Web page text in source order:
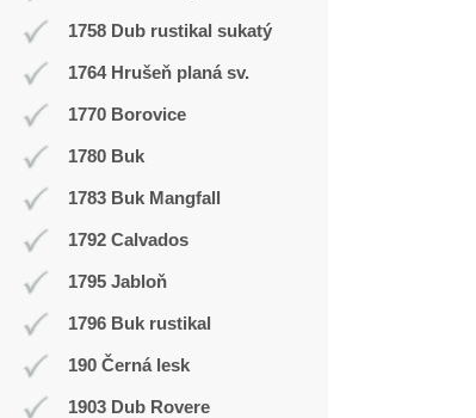
1758 Dub rustikal sukatý
1764 Hrušeň planá sv.
1770 Borovice
1780 Buk
1783 Buk Mangfall
1792 Calvados
1795 Jabloň
1796 Buk rustikal
190 Černá lesk
1903 Dub Rovere